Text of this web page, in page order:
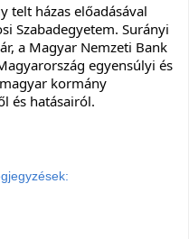
telt házas előadásával
Szabadegyetem. Surányi
a Magyar Nemzeti Bank
egyensúlyi és
kormány
és hatásairól.